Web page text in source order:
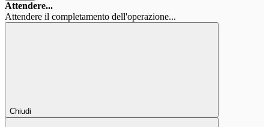
Attendere...
Attendere il completamento dell'operazione...
Chiudi